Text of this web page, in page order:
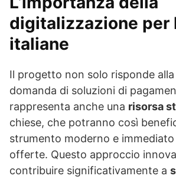
digitalizzazione per
italiane
Il progetto non solo risponde
domanda di soluzioni di
rappresenta anche una risorsa
chiese, che potranno così
strumento moderno e
offerte. Questo approccio
contribuire significativamente a